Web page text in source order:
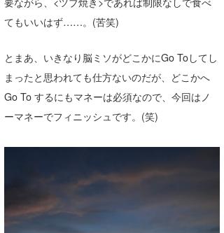
てもいいはず……。(苦笑)
とまあ、いきなり脳ミソがどこかにGo Toしてし
まったと思われても仕方ないのだが、どこかへ
Go To するにもマネーは必須なので、今回はノ
ーマネーでフィニッシュです。(笑)
Core Surf Japan
Naoya Kimoto
arukasvision
メディア
嵯峨明日香
+☆maki☆+